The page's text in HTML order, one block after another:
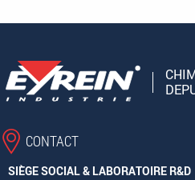
CONTACT
SIÈGE SOCIAL & LABORATOIRE R&D